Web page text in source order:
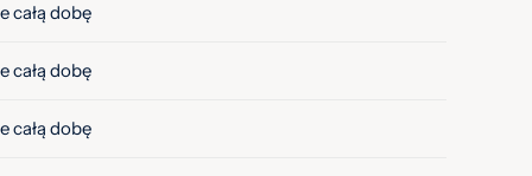
całą dobę
całą dobę
całą dobę